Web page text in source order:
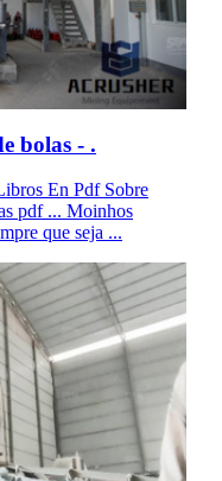
bolas - .
En Pdf Sobre
pdf ... Moinhos
que seja ...